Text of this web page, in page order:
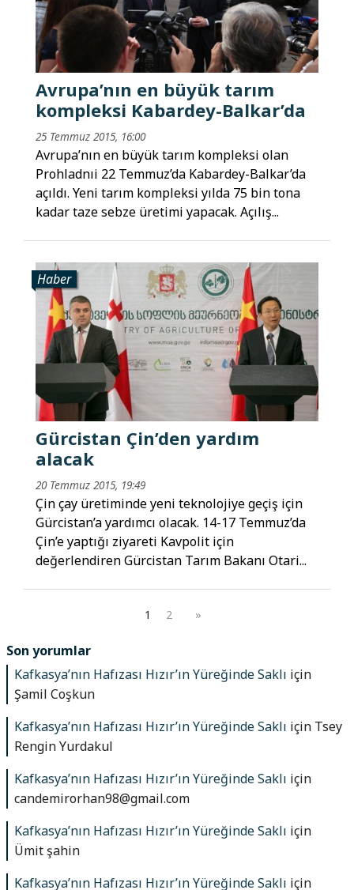
Avrupa’nın en büyük tarım
kompleksi Kabardey-Balkar’da
25 Temmuz 2015, 16:00
Avrupa’nın en büyük tarım kompleksi olan
Prohladnıi 22 Temmuz’da Kabardey-Balkar’da
açıldı. Yeni tarım kompleksi yılda 75 bin tona
kadar taze sebze üretimi yapacak. Açılış...
Haber
Gürcistan Çin’den yardım
alacak
20 Temmuz 2015, 19:49
Çin çay üretiminde yeni teknolojiye geçiş için
Gürcistan’a yardımcı olacak. 14-17 Temmuz’da
Çin’e yaptığı ziyareti Kavpolit için
değerlendiren Gürcistan Tarım Bakanı Otari...
1 2 »
Son yorumlar
Kafkasya’nın Hafızası Hızır’ın Yüreğinde Saklı için
Şamil Coşkun
Kafkasya’nın Hafızası Hızır’ın Yüreğinde Saklı için Tsey
Rengin Yurdakul
Kafkasya’nın Hafızası Hızır’ın Yüreğinde Saklı için
candemirorhan98@gmail.com
Kafkasya’nın Hafızası Hızır’ın Yüreğinde Saklı için
Ümit şahin
Kafkasya’nın Hafızası Hızır’ın Yüreğinde Saklı için